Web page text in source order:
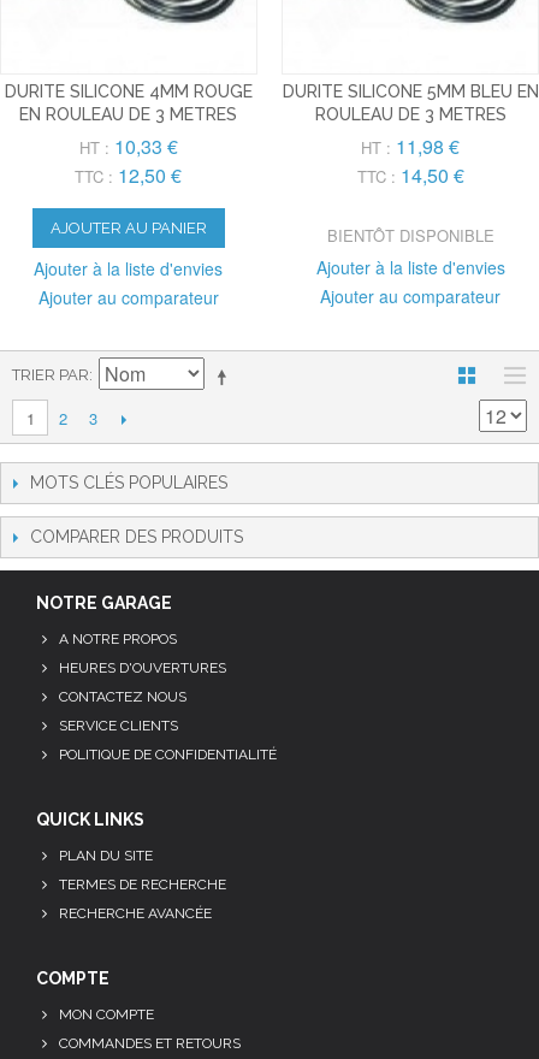
DURITE SILICONE 4MM ROUGE
EN ROULEAU DE 3 METRES
HT : 10,33 €
TTC : 12,50 €
AJOUTER AU PANIER
Ajouter à la liste d'envies
Ajouter au comparateur
DURITE SILICONE 5MM BLEU EN
ROULEAU DE 3 METRES
HT : 11,98 €
TTC : 14,50 €
BIENTÔT DISPONIBLE
Ajouter à la liste d'envies
Ajouter au comparateur
TRIER PAR
1 2 3
MOTS CLÉS POPULAIRES
COMPARER DES PRODUITS
NOTRE GARAGE
A NOTRE PROPOS
HEURES D'OUVERTURES
CONTACTEZ NOUS
SERVICE CLIENTS
POLITIQUE DE CONFIDENTIALITÉ
QUICK LINKS
PLAN DU SITE
TERMES DE RECHERCHE
RECHERCHE AVANCÉE
COMPTE
MON COMPTE
COMMANDES ET RETOURS